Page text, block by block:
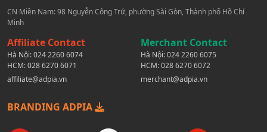
CN Miền Nam: 98 Nguyễn Công Trứ, phường Sài Gòn, Thành phố Hồ Chí
Minh
Affiliate Contact
Hà Nội:024 2260 6074
HCM:028 6270 6071
affiliate@adpia.vn
Merchant Contact
Hà Nội:024 2260 6075
HCM:028 6270 6072
merchant@adpia.vn
BRANDING ADPIA